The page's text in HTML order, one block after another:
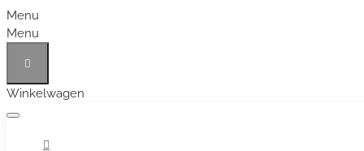
Menu
Menu
Winkelwagen